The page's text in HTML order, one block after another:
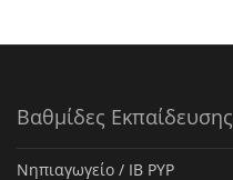
Βαθμίδες Εκπαίδευσης
Νηπιαγωγείο / IB PYP